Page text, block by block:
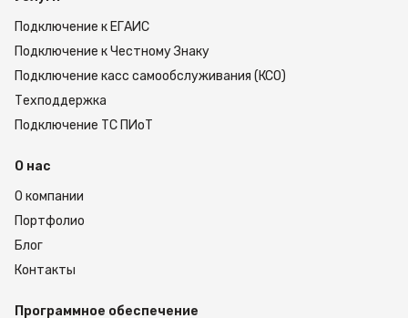
Подключение к ЕГАИС
Подключение к Честному Знаку
Подключение касс самообслуживания (КСО)
Техподдержка
Подключение ТС ПИоТ
О нас
О компании
Портфолио
Блог
Контакты
Программное обеспечение